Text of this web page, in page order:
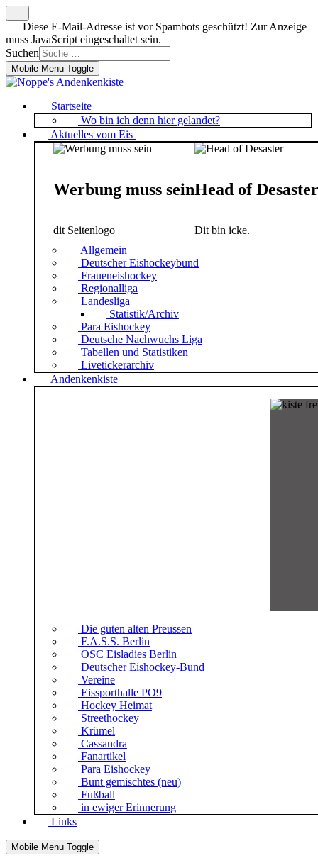
Diese E-Mail-Adresse ist vor Spambots geschützt! Zur Anzeige
muss JavaScript eingeschaltet sein.
Suchen
Mobile Menu Toggle
Startseite
Wo bin ich denn hier gelandet?
Aktuelles vom Eis
Werbung muss sein
dit Seitenlogo
Head of Desaster
Dit bin icke.
Allgemein
Deutscher Eishockeybund
Fraueneishockey
Regionalliga
Landesliga
Statistik/Archiv
Para Eishockey
Deutsche Nachwuchs Liga
Tabellen und Statistiken
Livetickerarchiv
Andenkenkiste
Die guten alten Preussen
F.A.S.S. Berlin
OSC Eisladies Berlin
Deutscher Eishockey-Bund
Vereine
Eissporthalle PO9
Hockey Heimat
Streethockey
Krümel
Cassandra
Fanartikel
Para Eishockey
Bunt gemischtes (neu)
Fußball
in ewiger Erinnerung
Links
Mobile Menu Toggle